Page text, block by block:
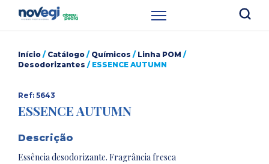
Início / Catálogo / Químicos / Linha POM /
Desodorizantes / ESSENCE AUTUMN
Ref: 5643
ESSENCE AUTUMN
Descrição
Essência desodorizante. Fragrância fresca